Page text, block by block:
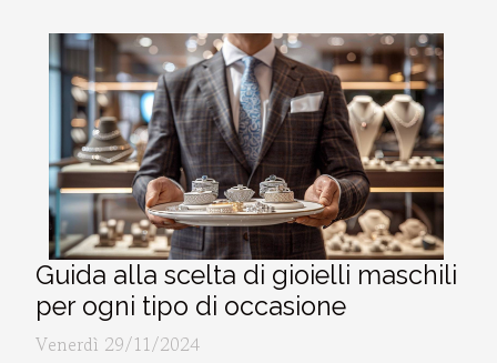
Guida alla scelta di gioielli maschili
per ogni tipo di occasione
Venerdì 29/11/2024